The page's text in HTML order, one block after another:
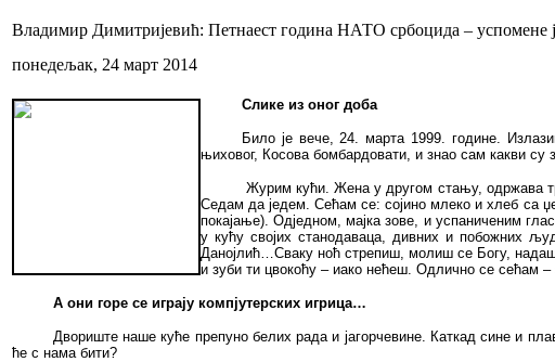
Владимир Димитријевић: Петнаест година НАТО србоцида – успомене
понедељак, 24 март 2014
Слике из оног доба
Било је вече, 24. марта 1999. године.
њиховог, Косова бомбардовати, и знао сам какви
Журим кући. Жена у другом стању, одржава
Седам да једем. Сећам се: сојино млеко и хлеб са
покајање). Одједном, мајка зове, и успаниченим
у кућу својих станодаваца, дивних и побожних
Данојлић…Сваку ноћ стрепиш, молиш се Богу,
и зуби ти цвокоћу – иако нећеш. Одлично се сећам –
А они горе се играју компјутерских игрица…
Двориште наше куће препуно белих рада и јагорчевине. Каткад сине и
ће с нама бити?